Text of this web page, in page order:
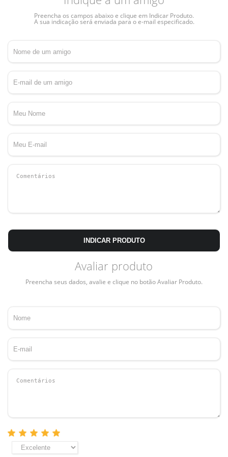
Preencha os campos abaixo e clique em Indicar Produto.
A sua indicação será enviada para o e-mail especificado.
INDICAR PRODUTO
Avaliar produto
Preencha seus dados, avalie e clique no botão Avaliar Produto.